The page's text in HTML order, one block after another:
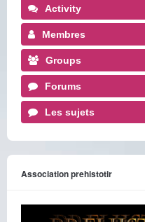
Activity
Membres
Groups
Forums
Les sujets
Association prehistotir